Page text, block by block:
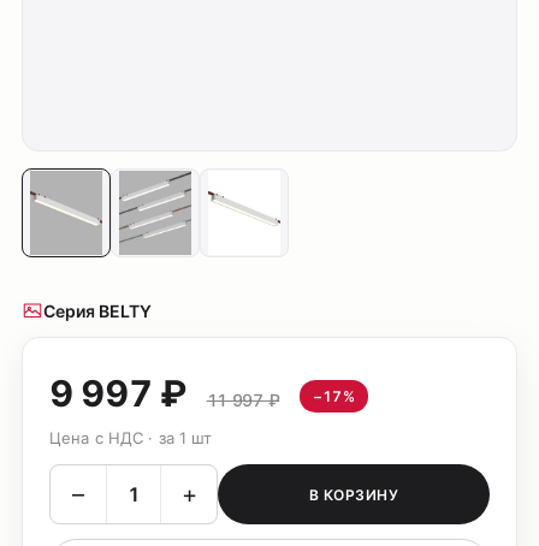
Серия BELTY
9 997 ₽ 11 997 ₽ −17%
Цена с НДС · за 1 шт
– + В КОРЗИНУ